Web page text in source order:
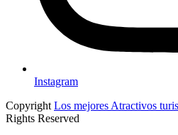
Instagram
Copyright Los mejores Atractivos
Rights Reserved